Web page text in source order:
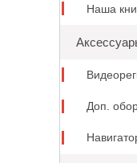
Наша
Доп.